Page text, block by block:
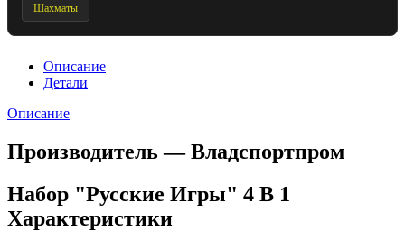
Шахматы
Описание
Детали
Описание
Производитель — Владспортпром
Набор "Русские Игры" 4 В 1
Характеристики